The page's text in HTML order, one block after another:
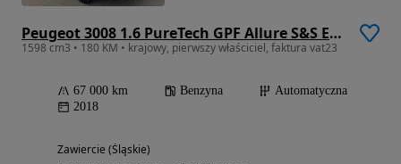
Peugeot 3008 1.6 PureTech GPF Allure S&S EAT8
1598 cm3 • 180 KM • krajowy, pierwszy właściciel, faktura vat23
67 000 km Benzyna
Automatyczna
2018
Zawiercie (Śląskie)